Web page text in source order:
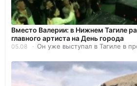
Вместо Валерии: в Нижнем Тагиле
главного артиста на День города
05.08 Он уже выступал в Тагиле в